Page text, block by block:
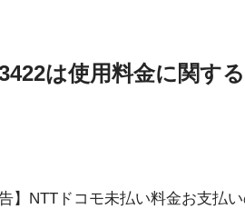
は使用料金に関す
】NTTドコモ未払い料金お支払